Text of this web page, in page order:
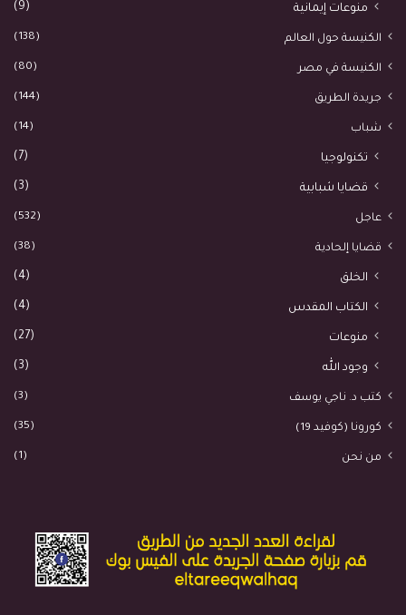
منوعات إيمانية (9)
الكنيسة حول العالم (138)
الكنيسة في مصر (80)
جريدة الطريق (144)
شباب (14)
تكنولوجيا (7)
قضايا شبابية (3)
عاجل (532)
قضايا إلحادية (38)
الخلق (4)
الكتاب المقدس (4)
منوعات (27)
وجود الله (3)
كتب د. ناجي يوسف (3)
كورونا (كوفيد 19) (35)
من نحن (1)